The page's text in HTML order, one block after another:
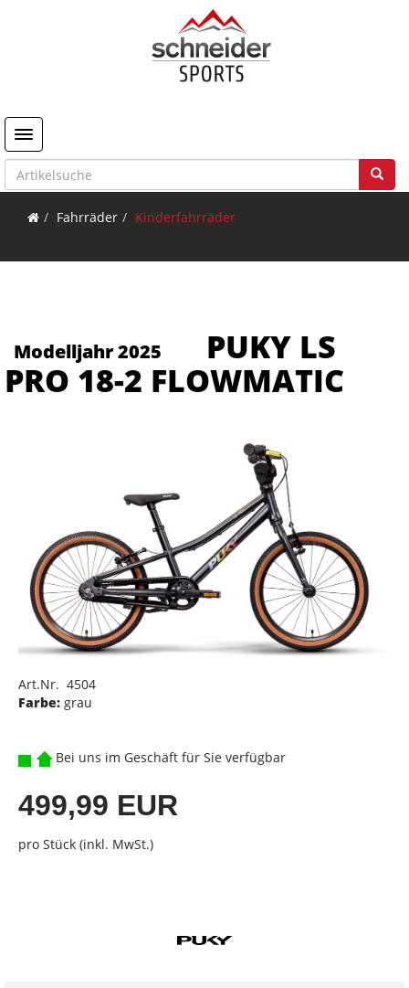
Toggle navigation
Fahrräder Kinderfahrräder
Modelljahr 2025
PUKY LS
PRO 18-2 FLOWMATIC
Art.Nr. 4504
Farbe: grau
Bei uns im Geschäft für Sie verfügbar
499,99 EUR
pro Stück (inkl. MwSt.)